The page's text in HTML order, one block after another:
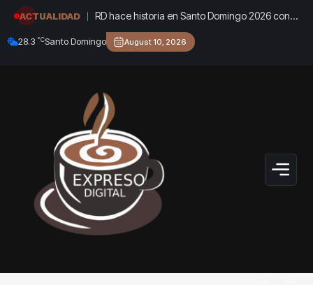
ACTUALIDAD
RD hace historia en Santo Domingo 2026 con
150 medallas y quinto lugar del medallero
28.3 °CSanto Domingo August 10, 2026